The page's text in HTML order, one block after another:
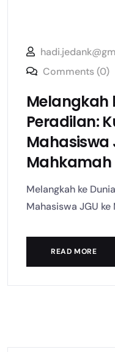
Comments (0)
Melangkah
Peradilan:
Mahasiswa
Mahkamah
Melangkah ke
Mahasiswa JGU ke
READ MORE